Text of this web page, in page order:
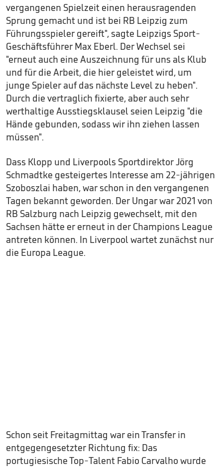
vergangenen Spielzeit einen herausragenden
Sprung gemacht und ist bei RB Leipzig zum
Führungsspieler gereift", sagte Leipzigs Sport-
Geschäftsführer Max Eberl. Der Wechsel sei
"erneut auch eine Auszeichnung für uns als Klub
und für die Arbeit, die hier geleistet wird, um
junge Spieler auf das nächste Level zu heben".
Durch die vertraglich fixierte, aber auch sehr
werthaltige Ausstiegsklausel seien Leipzig "die
Hände gebunden, sodass wir ihn ziehen lassen
müssen".
Dass Klopp und Liverpools Sportdirektor Jörg
Schmadtke gesteigertes Interesse am 22-jährigen
Szoboszlai haben, war schon in den vergangenen
Tagen bekannt geworden. Der Ungar war 2021 von
RB Salzburg nach Leipzig gewechselt, mit den
Sachsen hätte er erneut in der Champions League
antreten können. In Liverpool wartet zunächst nur
die Europa League.
Schon seit Freitagmittag war ein Transfer in
entgegengesetzter Richtung fix: Das
portugiesische Top-Talent Fabio Carvalho wurde